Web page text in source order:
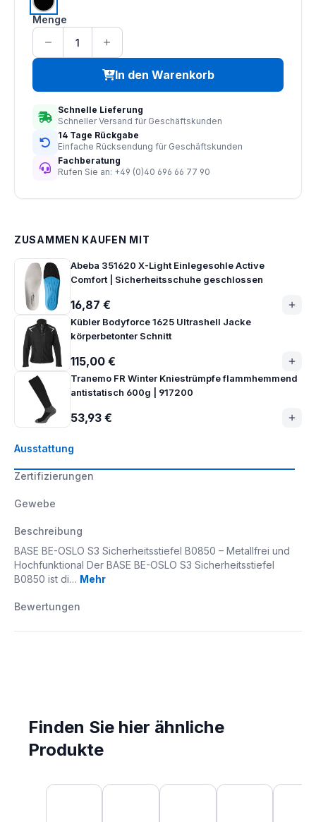
Ausstattung
Zertifizierungen
Gewebe
Beschreibung
BASE BE-OSLO S3 Sicherheitsstiefel B0850 – Metallfrei und
Hochfunktional Der BASE BE-OSLO S3 Sicherheitsstiefel
B0850 ist di… Mehr
Bewertungen
schwarz
Menge
In den Warenkorb
Schnelle Lieferung
Schneller Versand für Geschäftskunden
14 Tage Rückgabe
Einfache Rücksendung für Geschäftskunden
Fachberatung
Rufen Sie an: +49 (0)40 696 66 77 90
ZUSAMMEN KAUFEN MIT
Abeba 351620 X-Light Einlegesohle Active
Comfort | Sicherheitsschuhe geschlossen
16,87 €
Kübler Bodyforce 1625 Ultrashell Jacke
körperbetonter Schnitt
115,00 €
Tranemo FR Winter Kniestrümpfe flammhemmend
antistatisch 600g | 917200
53,93 €
Finden Sie hier ähnliche
Produkte
Produktgalerie überspringen